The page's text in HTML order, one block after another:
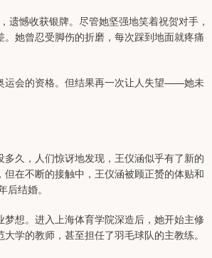
憾收获银牌。尽管她坚强地笑着祝贺对手，
她曾忍受脚伤的折磨，每次踩到地面就疼痛
运会的资格。但结果再一次让人失望——她未
久，人们惊讶地发现，王仪涵似乎有了新的
在不断的接触中，王仪涵被顾正赟的体贴和
结婚。
想。进入上海体育学院深造后，她开始主修
学的教师，甚至担任了羽毛球队的主教练。